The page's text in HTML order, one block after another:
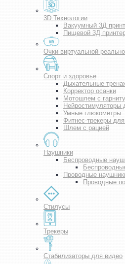
3D Технологии
Вакуумный 3Д
Пищевой 3Д
Очки виртуальной
Спорт и здоровье
Дыхательные
Корректор осанки
Мотошлем с
Нейростимуляторы
Умные глюкометры
Фитнес-трекеры для
Шлем с рацией
Наушники
Беспроводные
Проводные
Проводные
Стилусы
Трекеры
Стабилизаторы для видео